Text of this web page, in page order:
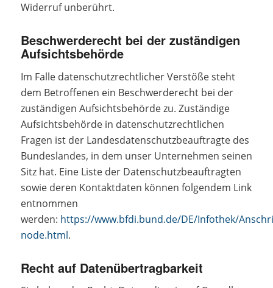
Widerruf unberührt.
Beschwerderecht bei der zuständigen
Aufsichtsbehörde
Im Falle datenschutzrechtlicher Verstöße steht
dem Betroffenen ein Beschwerderecht bei der
zuständigen Aufsichtsbehörde zu. Zuständige
Aufsichtsbehörde in datenschutzrechtlichen
Fragen ist der Landesdatenschutzbeauftragte des
Bundeslandes, in dem unser Unternehmen seinen
Sitz hat. Eine Liste der Datenschutzbeauftragten
sowie deren Kontaktdaten können folgendem Link
entnommen
werden: https://www.bfdi.bund.de/DE/Infothek/
node.html.
Recht auf Datenübertragbarkeit